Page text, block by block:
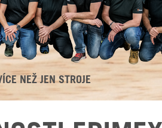
NEŽ JEN STROJE